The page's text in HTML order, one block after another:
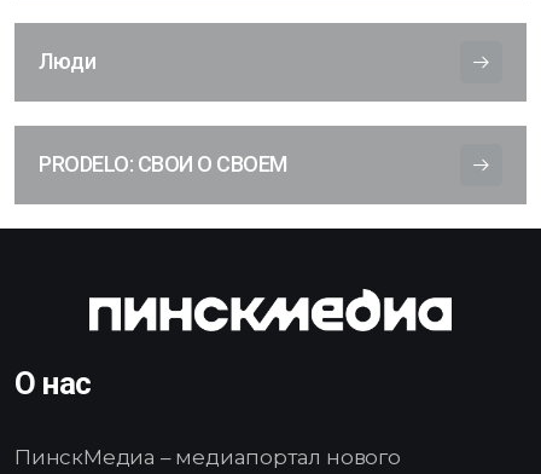
Люди
PRODELO: СВОИ О СВОЕМ
О нас
ПинскМедиа – медиапортал нового